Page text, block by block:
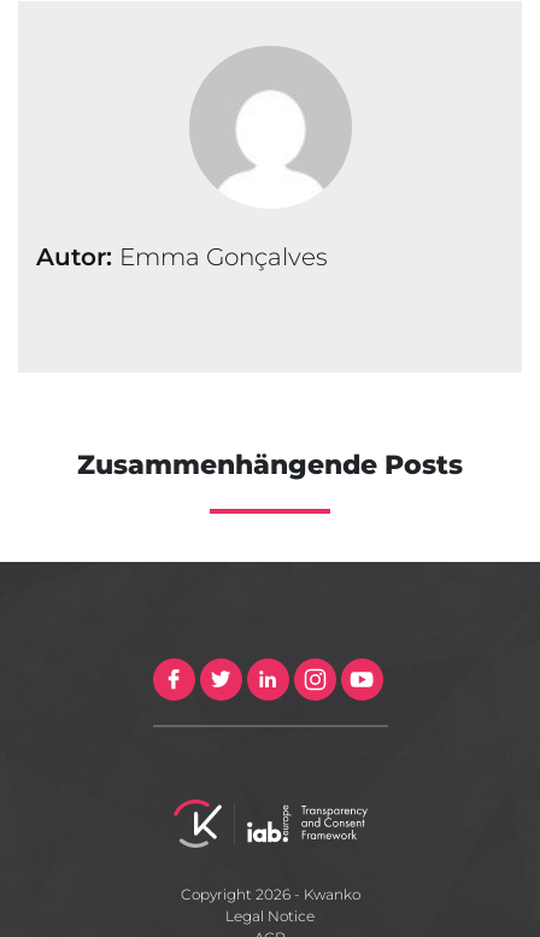
Autor: Emma Gonçalves
Zusammenhängende Posts
Copyright 2026 - Kwanko
Legal Notice